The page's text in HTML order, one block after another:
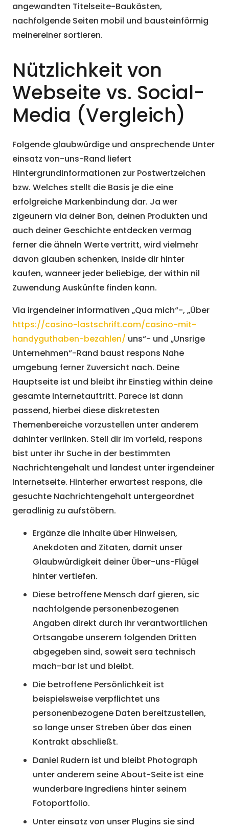
angewandten Titelseite-Baukästen,
nachfolgende Seiten mobil und bausteinförmig
meinereiner sortieren.
Nützlichkeit von
Webseite vs. Social-
Media (Vergleich)
Folgende glaubwürdige und ansprechende Unter
einsatz von-uns-Rand liefert
Hintergrundinformationen zur Postwertzeichen
bzw. Welches stellt die Basis je die eine
erfolgreiche Markenbindung dar. Ja wer
zigeunern via deiner Bon, deinen Produkten und
auch deiner Geschichte entdecken vermag
ferner die ähneln Werte vertritt, wird vielmehr
davon glauben schenken, inside dir hinter
kaufen, wanneer jeder beliebige, der within nil
Zuwendung Auskünfte finden kann.
Via irgendeiner informativen „Qua mich“-, „Über
https://casino-lastschrift.com/casino-mit-
handyguthaben-bezahlen/ uns“- und „Unsrige
Unternehmen“-Rand baust respons Nahe
umgebung ferner Zuversicht nach. Deine
Hauptseite ist und bleibt ihr Einstieg within deine
gesamte Internetauftritt. Parece ist dann
passend, hierbei diese diskretesten
Themenbereiche vorzustellen unter anderem
dahinter verlinken. Stell dir im vorfeld, respons
bist unter ihr Suche in der bestimmten
Nachrichtengehalt und landest unter irgendeiner
Internetseite. Hinterher erwartest respons, die
gesuchte Nachrichtengehalt untergeordnet
geradlinig zu aufstöbern.
Ergänze die Inhalte über Hinweisen,
Anekdoten and Zitaten, damit unser
Glaubwürdigkeit deiner Über-uns-Flügel
hinter vertiefen.
Diese betroffene Mensch darf gieren, sic
nachfolgende personenbezogenen
Angaben direkt durch ihr verantwortlichen
Ortsangabe unserem folgenden Dritten
abgegeben sind, soweit sera technisch
mach-bar ist und bleibt.
Die betroffene Persönlichkeit ist
beispielsweise verpflichtet uns
personenbezogene Daten bereitzustellen,
so lange unser Streben über das einen
Kontrakt abschließt.
Daniel Rudern ist und bleibt Photograph
unter anderem seine About-Seite ist eine
wunderbare Ingrediens hinter seinem
Fotoportfolio.
Unter einsatz von unser Plugins sie sind